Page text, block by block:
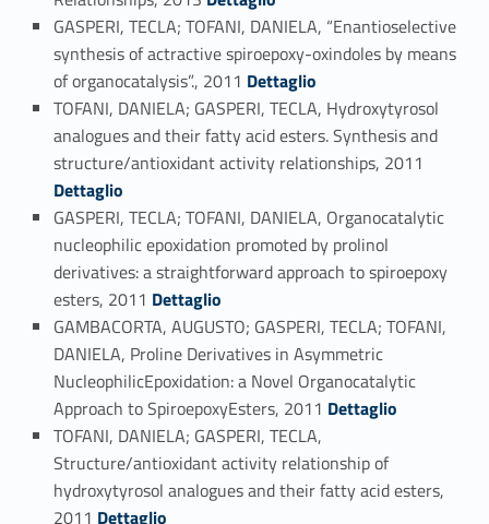
GASPERI, TECLA; TOFANI, DANIELA, “Enantioselective
synthesis of actractive spiroepoxy-oxindoles by means
of organocatalysis”., 2011 Link identifier #identifier_person_4219-54
Dettaglio
TOFANI, DANIELA; GASPERI, TECLA, Hydroxytyrosol
analogues and their fatty acid esters. Synthesis and
structure/antioxidant activity relationships, 2011
Dettaglio
GASPERI, TECLA; TOFANI, DANIELA, Organocatalytic
nucleophilic epoxidation promoted by prolinol
derivatives: a straightforward approach to spiroepoxy
esters, 2011 Link identifier #identifier_person_158797-56
Dettaglio
GAMBACORTA, AUGUSTO; GASPERI, TECLA; TOFANI,
DANIELA, Proline Derivatives in Asymmetric
NucleophilicEpoxidation: a Novel Organocatalytic
Approach to SpiroepoxyEsters, 2011 Link identifier #identifier_person_129185-57
Dettaglio
TOFANI, DANIELA; GASPERI, TECLA,
Structure/antioxidant activity relationship of
hydroxytyrosol analogues and their fatty acid esters,
2011 Link identifier #identifier_person_102135-58
Dettaglio